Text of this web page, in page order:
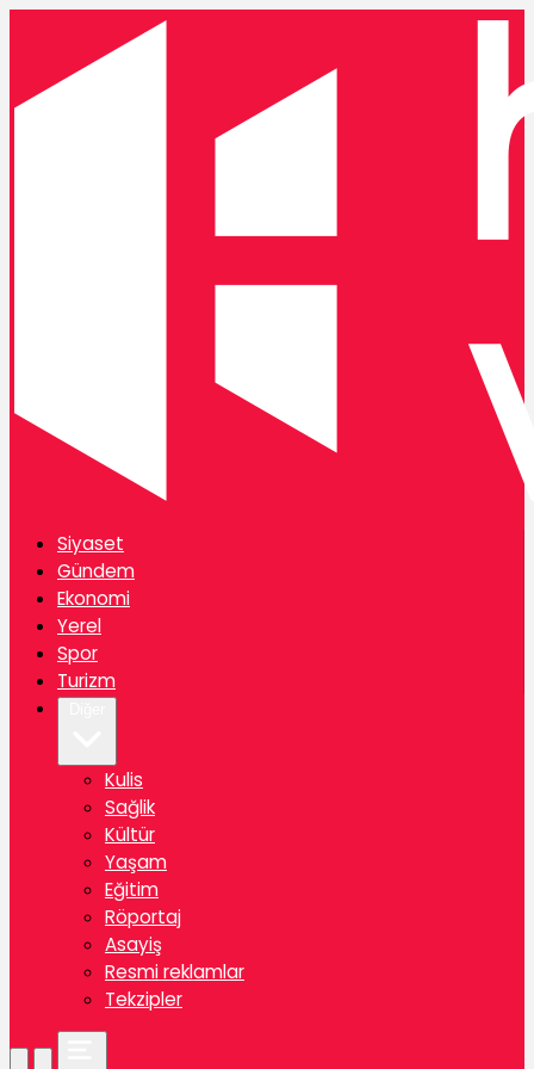
Siyaset
Gündem
Ekonomi
Yerel
Spor
Turizm
Kulis
Sağlik
Kültür
Yaşam
Eğitim
Röportaj
Asayiş
Resmi reklamlar
Tekzipler